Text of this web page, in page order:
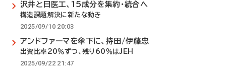
沢井と日医工、15成分を集約・統合へ
構造課題解決に新たな動き
2025/09/10 20:03
アンドファーマを傘下に、持田/伊藤忠
出資比率20％ずつ、残り60％はJEH
2025/09/22 21:47